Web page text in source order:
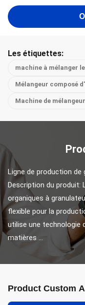
Les étiquettes:
machine à mélanger
Mélangeur composé
Machine de
Ligne de production de
Description du produit:
organiques à
flexible pour la
utilise une technologie
matières ...
Product Custom